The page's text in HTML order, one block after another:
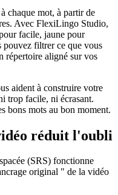
chaque mot, à partir de
Avec FlexiLingo Studio,
facile, jaune pour
pouvez filtrer ce que vous
répertoire aligné sur vos
aident à construire votre
trop facile, ni écrasant.
bons mots au bon moment.
réduit l'oubli
(SRS) fonctionne
original " de la vidéo